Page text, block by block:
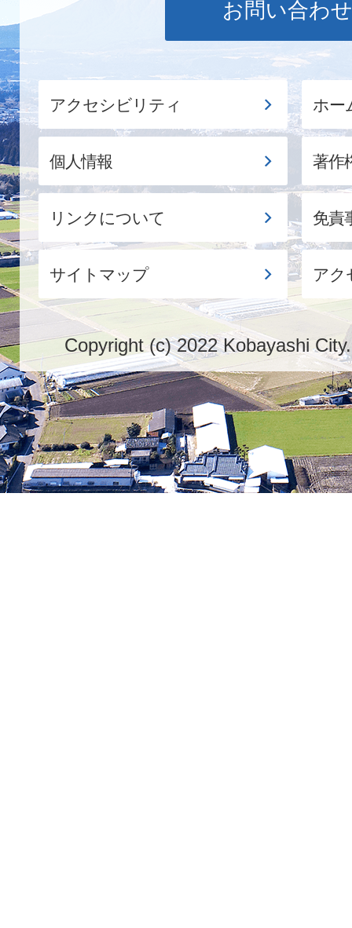
お問い合わせ
アクセシビリティ ホー
個人情報 著作
リンクについて 免責
サイトマップ アク
Copyright (c) 2022 Kobayashi